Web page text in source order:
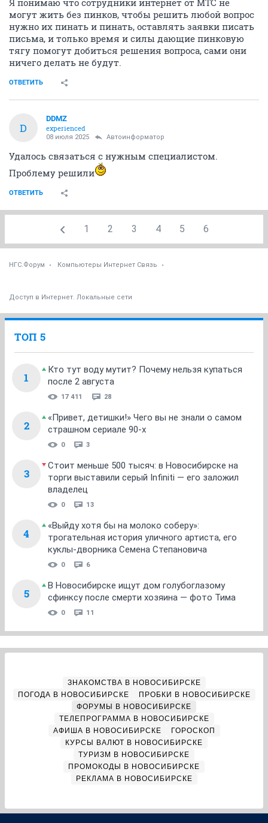
Я понимаю что сотрудники интернет от МТС не
могут жить без пинков, чтобы решить любой вопрос
нужно их пинать и пинать, оставлять заявки писать
письма, и только время и силы дающие пинковую
тягу помогут добиться решения вопроса, сами они
ничего делать не будут.
ОТВЕТИТЬ
D
DDMZ
experienced
08 июля 2025 Автоинформатор
Удалось связаться с нужным специалистом.
Проблему решили
ОТВЕТИТЬ
1 2 3 4 5 6
НГС.Форум Компьютеры Интернет Связь
Доступ в Интернет. Локальные сети
ТОП 5
1
Кто тут воду мутит? Почему нельзя купаться
после 2 августа
17 411 28
2
«Привет, детишки!» Чего вы не знали о самом
страшном сериале 90-х
0 3
3
Стоит меньше 500 тысяч: в Новосибирске на
торги выставили серый Infiniti — его заложил
владелец
0 13
4
«Выйду хотя бы на молоко соберу»:
трогательная история уличного артиста, его
куклы-дворника Семена Степановича
0 6
5
В Новосибирске ищут дом голубоглазому
сфинксу после смерти хозяина — фото Тима
0 11
ЗНАКОМСТВА В НОВОСИБИРСКЕ
ПОГОДА В НОВОСИБИРСКЕ
ПРОБКИ В НОВОСИБИРСКЕ
ФОРУМЫ В НОВОСИБИРСКЕ
ТЕЛЕПРОГРАММА В НОВОСИБИРСКЕ
АФИША В НОВОСИБИРСКЕ
ГОРОСКОП
КУРСЫ ВАЛЮТ В НОВОСИБИРСКЕ
ТУРИЗМ В НОВОСИБИРСКЕ
ПРОМОКОДЫ В НОВОСИБИРСКЕ
РЕКЛАМА В НОВОСИБИРСКЕ